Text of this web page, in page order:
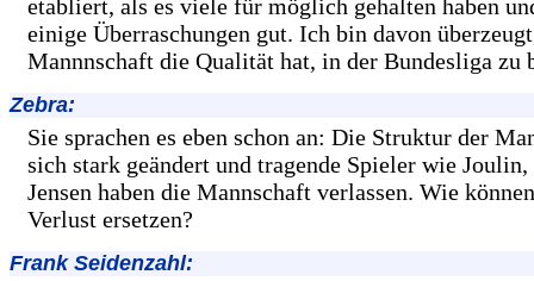
etabliert, als es viele für möglich gehalten haben
einige Überraschungen gut. Ich bin davon
Mannnschaft die Qualität hat, in der Bundesliga zu
Zebra:
Sie sprachen es eben schon an: Die Struktur der
sich stark geändert und tragende Spieler wie
Jensen haben die Mannschaft verlassen. Wie
Verlust ersetzen?
Frank Seidenzahl: